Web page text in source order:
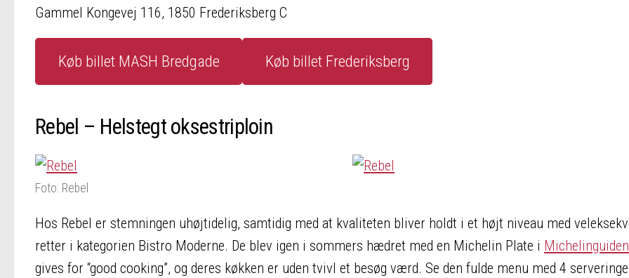
Gammel Kongevej 116, 1850 Frederiksberg C
Køb billet MASH Bredgade Køb billet Frederiksberg
Rebel – Helstegt oksestriploin
Foto: Rebel
Hos Rebel er stemningen uhøjtidelig, samtidig med at kvaliteten bliver holdt i et højt niveau med
retter i kategorien Bistro Moderne. De blev igen i sommers hædret med en Michelin Plate i Michelinguiden
gives for “good cooking”, og deres køkken er uden tvivl et besøg værd. Se den fulde menu med 4